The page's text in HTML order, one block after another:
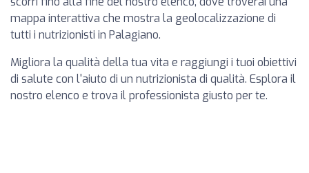
mappa interattiva che mostra la geolocalizzazione di
tutti i nutrizionisti in Palagiano.
Migliora la qualità della tua vita e raggiungi i tuoi obiettivi
di salute con l'aiuto di un nutrizionista di qualità. Esplora il
nostro elenco e trova il professionista giusto per te.